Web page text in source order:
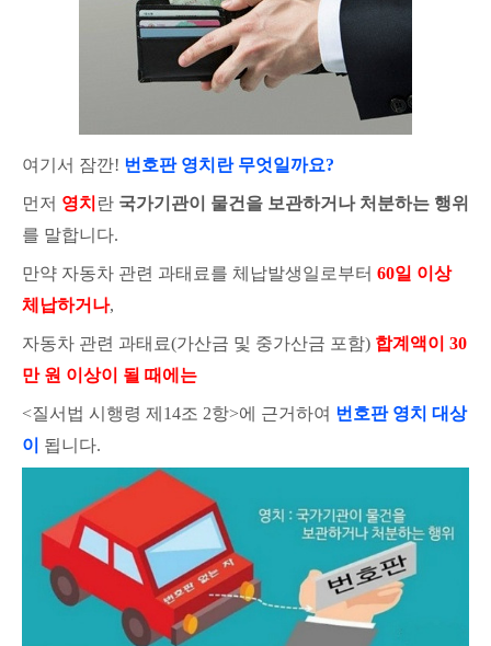
여기서 잠깐! 번호판 영치란 무엇일까요?
먼저 영치 란 국가기관이 물건을 보관하거나 처분하는 행위
를 말합니다.
만약 자동차 관련 과태료를 체납발생일로부터 60일 이상
체납하거나,
자동차 관련 과태료(가산금 및 중가산금 포함) 합계액이 30
만 원 이상이 될 때에는
<질서법 시행령 제14조 2항>에 근거하여 번호판 영치 대상
이 됩니다.